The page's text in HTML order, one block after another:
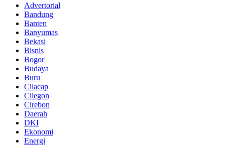
Advertorial
Bandung
Banten
Banyumas
Bekasi
Bisnis
Bogor
Budaya
Buru
Cilacap
Cilegon
Cirebon
Daerah
DKI
Ekonomi
Energi